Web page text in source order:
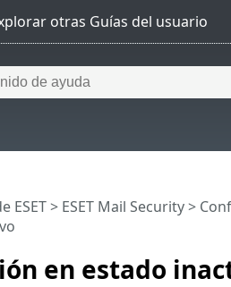
en estado
ESET> ESET Mail Security>